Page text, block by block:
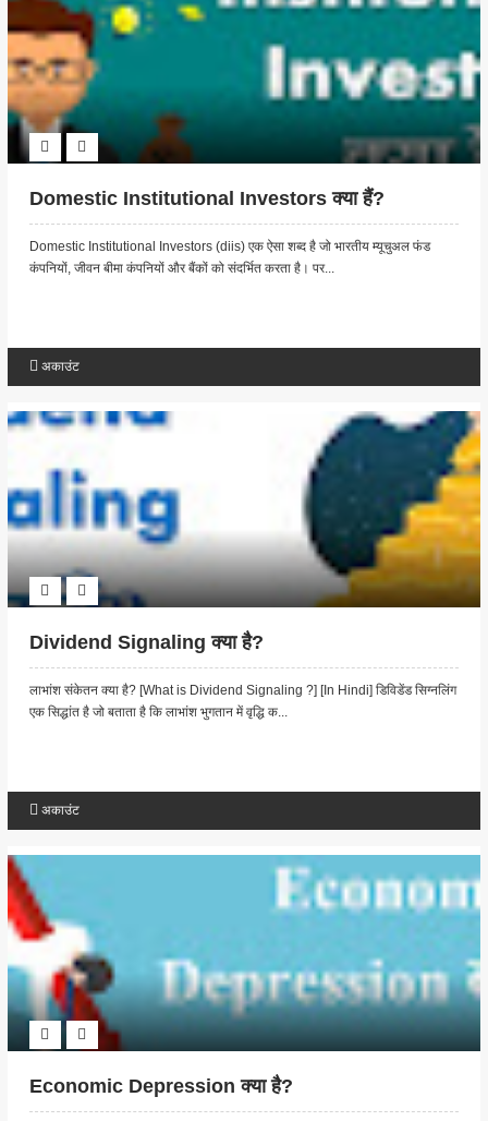
Domestic Institutional Investors क्या हैं?
Domestic Institutional Investors (diis) एक ऐसा शब्द है जो भारतीय म्यूचुअल फंड
कंपनियों, जीवन बीमा कंपनियों और बैंकों को संदर्भित करता है। पर...
अकाउंट
Dividend Signaling क्या है?
लाभांश संकेतन क्या है? [What is Dividend Signaling ?] [In Hindi] डिविडेंड सिग्नलिंग
एक सिद्धांत है जो बताता है कि लाभांश भुगतान में वृद्धि क...
अकाउंट
Economic Depression क्या है?